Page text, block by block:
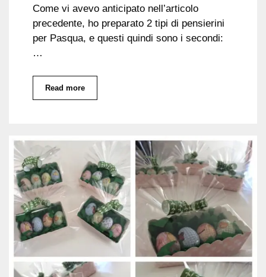
Come vi avevo anticipato nell’articolo
precedente, ho preparato 2 tipi di pensierini
per Pasqua, e questi quindi sono i secondi:
…
Read more